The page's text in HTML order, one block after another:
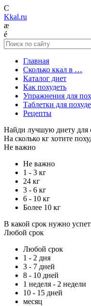
C
Kkal.ru
æ
é
Главная
Сколько ккал в …
Каталог диет
Как похудеть
Упражнения для
Таблетки для
Рецепты
Найди лучшую диету для
На сколько кг хотите
Не важно
Не важно
1 - 3 кг
24 кг
3 - 6 кг
6 - 10 кг
Более 10 кг
В какой срок нужно
Любой срок
Любой срок
1 - 2 дня
3 - 7 дней
8 - 10 дней
1 неделя - 2 недели
10 - 15 дней
месяц